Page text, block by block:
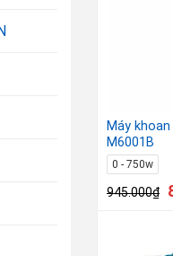
Máy
M6001B
0 - 750w
945.000₫